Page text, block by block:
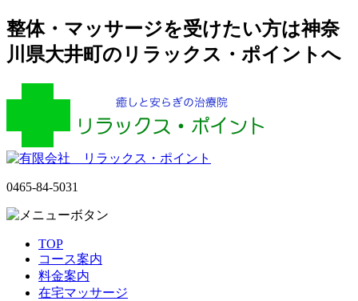
整体・マッサージを受けたい方は神奈
川県大井町のリラックス・ポイントへ
0465-84-5031
TOP
コース案内
料金案内
在宅マッサージ